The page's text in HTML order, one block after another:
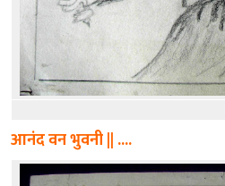
आनंद वन भुवनी || ....